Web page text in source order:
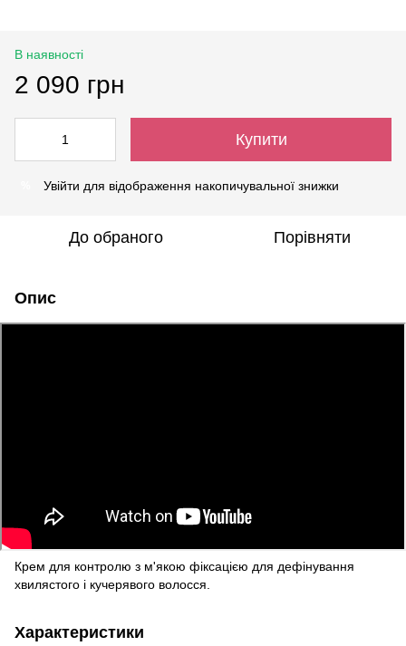
В наявності
2 090 грн
Купити
Увійти для відображення накопичувальної знижки
До обраного Порівняти
Опис
Крем для контролю з м'якою фіксацією для дефінування
хвилястого і кучерявого волосся.
Характеристики